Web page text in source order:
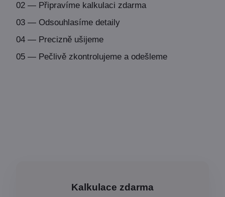
02 — Připravíme kalkulaci zdarma
03 — Odsouhlasíme detaily
04 — Precizně ušijeme
05 — Pečlivě zkontrolujeme a odešleme
Kalkulace zdarma